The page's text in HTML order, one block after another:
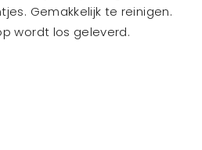
Gemakkelijk te reinigen.
wordt los geleverd.